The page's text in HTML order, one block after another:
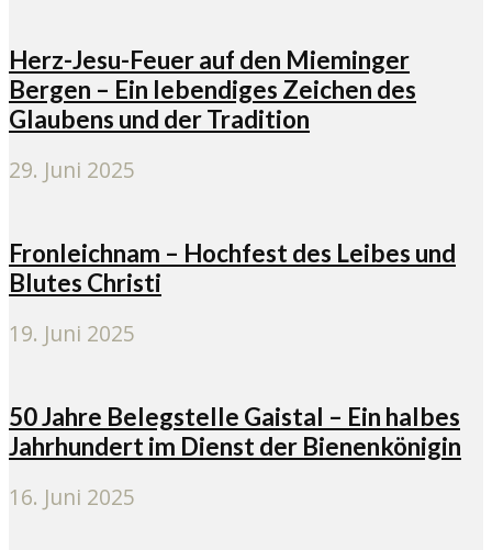
Herz-Jesu-Feuer auf den Mieminger
Bergen – Ein lebendiges Zeichen des
Glaubens und der Tradition
29. Juni 2025
Fronleichnam – Hochfest des Leibes und
Blutes Christi
19. Juni 2025
50 Jahre Belegstelle Gaistal – Ein halbes
Jahrhundert im Dienst der Bienenkönigin
16. Juni 2025